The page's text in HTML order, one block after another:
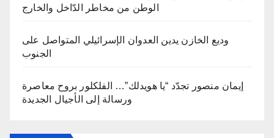
الوطن من مخاطر الدّاخل والخارج
وديع الخازن يدين العدوان الإسرائيلي المتواصل على
الجنوب
إيمان منصور تجدّد “يا هويدلك”… الفلكلور بروح معاصرة
ورسالة إلى الأجيال الجديدة